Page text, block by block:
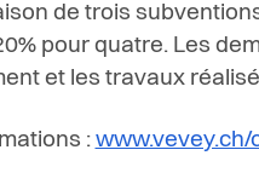
de trois
pour quatre. Les
et les travaux
: www.vevey.ch/